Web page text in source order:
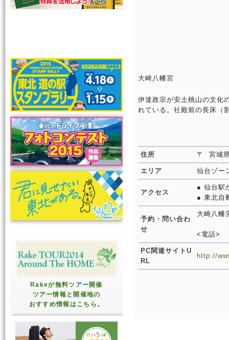
Rakeが無料ツアー開催
ツアー情報と開催地の
おすすめ情報はこちら。
大崎八幡宮
伊達政宗が安土桃山の文化
れている。社殿前の長床（
住所 〒 宮城
エリア 仙台ゾー
アクセス
● 仙台駅
● 東北自
予約・問い合わ
せ
大崎八幡
<電話>
PC関連サイトU
RL
http://